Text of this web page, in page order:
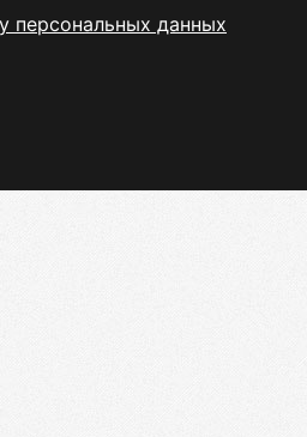
персональных данных